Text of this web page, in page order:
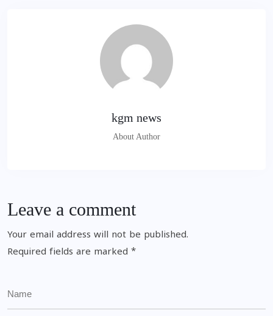
kgm news
About Author
Leave a comment
Your email address will not be published.
Required fields are marked *